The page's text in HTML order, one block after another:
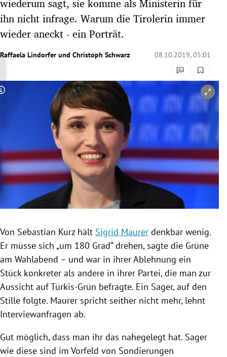
Untermenü
Untermenü
Untermenü
Untermenü
Untermenü
Untermenü
Untermenü
Untermenü
ihn nicht infrage. Warum die Tirolerin immer
wieder aneckt - ein Porträt.
Raffaela Lindorfer und Christoph Schwarz 08.10.2019, 05:01
Copyright-Hinweis öffnen/schließen
Von Sebastian Kurzhält Sigrid Maurer denkbar wenig.
Er müsse sich „um 180 Grad“ drehen, sagte die Grüne
am Wahlabend – und war in ihrer Ablehnung ein
Stück konkreter als andere in ihrer Partei, die man zur
Aussicht auf Türkis-Grün befragte. Ein Sager, auf den
Stille folgte. Maurer spricht seither nicht mehr, lehnt
Interviewanfragen ab.
Gut möglich, dass man ihr das nahegelegt hat. Sager
wie diese sind im Vorfeld von Sondierungen